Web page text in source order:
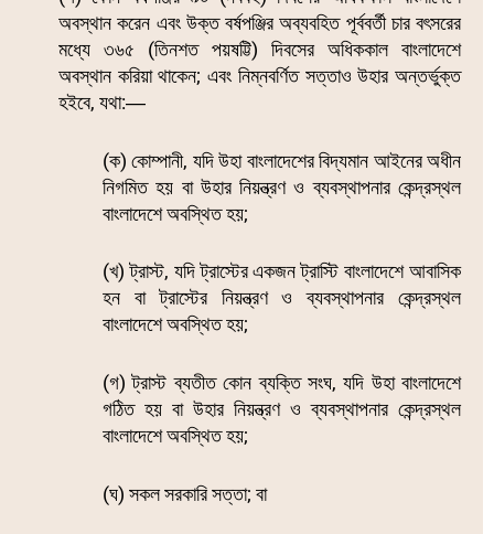
অবস্থান করেন এবং উক্ত বর্ষপঞ্জির অব্যবহিত পূর্ববর্তী চার বৎসরের
মধ্যে ৩৬৫ (তিনশত পয়ষট্টি) দিবসের অধিককাল বাংলাদেশে
অবস্থান করিয়া থাকেন; এবং নিম্নবর্ণিত সত্তাও উহার অন্তর্ভুক্ত
হইবে, যথা:―
(ক) কোম্পানী, যদি উহা বাংলাদেশের বিদ্যমান আইনের অধীন
নিগমিত হয় বা উহার নিয়ন্ত্রণ ও ব্যবস্থাপনার কেন্দ্রস্থল
বাংলাদেশে অবস্থিত হয়;
(খ) ট্রাস্ট, যদি ট্রাস্টের একজন ট্রাস্টি বাংলাদেশে আবাসিক
হন বা ট্রাস্টের নিয়ন্ত্রণ ও ব্যবস্থাপনার কেন্দ্রস্থল
বাংলাদেশে অবস্থিত হয়;
(গ) ট্রাস্ট ব্যতীত কোন ব্যক্তি সংঘ, যদি উহা বাংলাদেশে
গঠিত হয় বা উহার নিয়ন্ত্রণ ও ব্যবস্থাপনার কেন্দ্রস্থল
বাংলাদেশে অবস্থিত হয়;
(ঘ) সকল সরকারি সত্তা; বা